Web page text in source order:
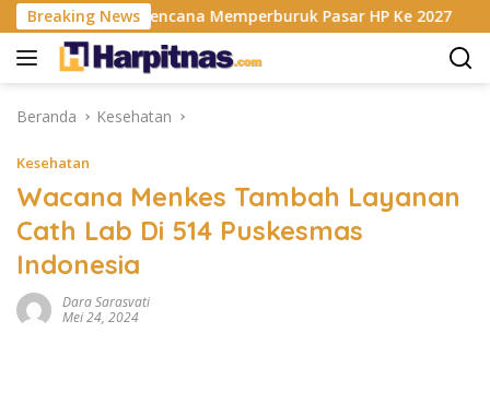
Langsung
ke
konten
Breaking News
RAM Berencana Memperburuk Pasar HP Ke 2027
Beranda Kesehatan
Kesehatan
Wacana Menkes Tambah Layanan
Cath Lab Di 514 Puskesmas
Indonesia
Dara Sarasvati
Mei 24, 2024